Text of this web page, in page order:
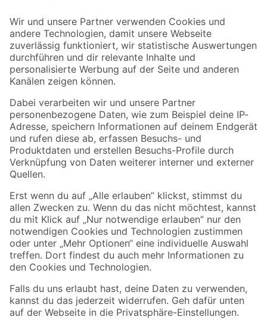
Der toom Newsletter: Keine Angebote und Aktionen mehr verpassen!
Zur Newsletter Anmeldung
Folge uns
Zahlungsarten Versandarten
Sicher einkaufen
Jetzt die toom-App herunterladen
Alle Preisangaben in EUR inkl. gesetzl. MwSt.. Die dargestellten Angebote sind unter
Umständen nicht in allen Märkten verfügbar. Die angegebenen Verfügbarkeiten beziehen